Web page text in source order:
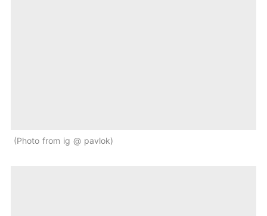
Photo from ig @ pavlok